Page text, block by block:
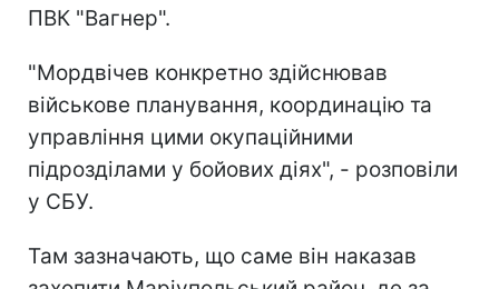
ПВК "Вагнер".
"Мордвічев конкретно здійснював
військове планування, координацію та
управління цими окупаційними
підрозділами у бойових діях", - розповіли
у СБУ.
Там зазначають, що саме він наказав